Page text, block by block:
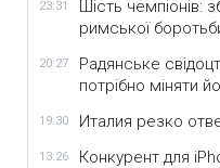
23:31
Шість чемпіонів:
римської
20:27
Радянське
потрібно міняти
19:30 Италия резко
13:26
Конкурент для